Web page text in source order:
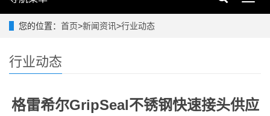
您的位置： 首页>新闻资讯>行业动态
行业动态
格雷希尔GripSeal不锈钢快速接头供应